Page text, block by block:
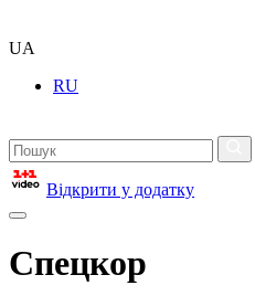
UA
RU
Відкрити у додатку
Спецкор